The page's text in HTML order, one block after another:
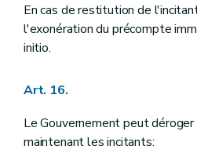
En cas de restitution de
l'exonération du précompte
initio.
Art. 16.
Le Gouvernement peut
maintenant les incitants: